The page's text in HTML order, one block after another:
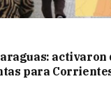
activaron
para